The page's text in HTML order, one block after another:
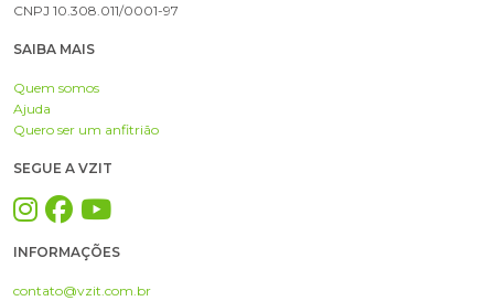
CNPJ 10.308.011/0001-97
SAIBA MAIS
Quem somos
Ajuda
Quero ser um anfitrião
SEGUE A VZIT
INFORMAÇÕES
contato@vzit.com.br